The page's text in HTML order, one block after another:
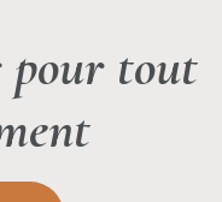
pour tout